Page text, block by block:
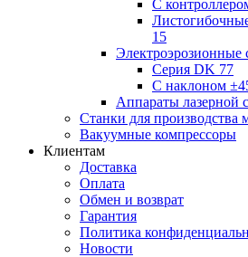
С
15
Электроэрозионные
Серия DK 77
С наклоном
Аппараты лазерной
Станки для производства
Вакуумные компрессоры
Клиентам
Доставка
Оплата
Обмен и возврат
Гарантия
Политика
Новости